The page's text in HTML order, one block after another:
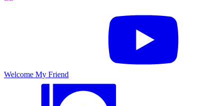
Welcome My Friend